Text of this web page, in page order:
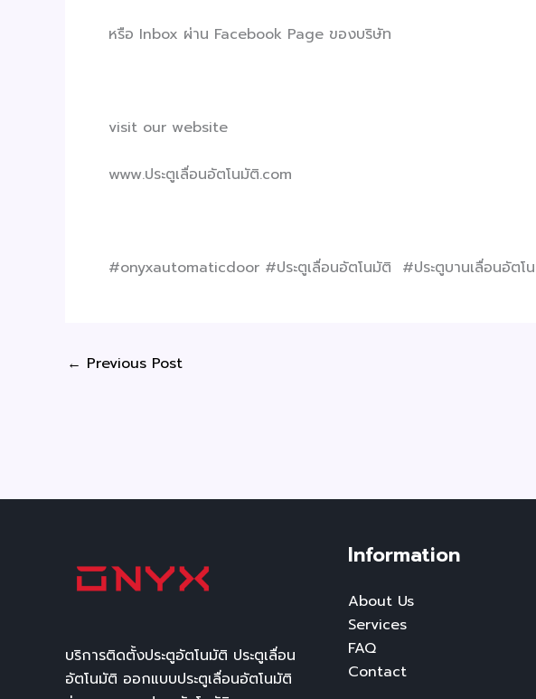
หรือ Inbox ผ่าน Facebook Page ของบริษัท
visit our website
www.ประตูเลื่อนอัตโนมัติ.com
#onyxautomaticdoor #ประตูเลื่อนอัตโนมัติ #ประตูบานเลื่อนอัต
← Previous Post
บริการติดตั้งประตูอัตโนมัติ ประตูเลื่อน
อัตโนมัติ ออกแบบประตูเลื่อนอัตโนมัติ
Information
About Us
Services
FAQ
Contact